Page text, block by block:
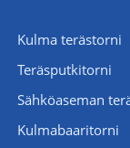
Kulma terästorni
Teräsputkitorni
Sähköaseman
Kulmabaaritorni